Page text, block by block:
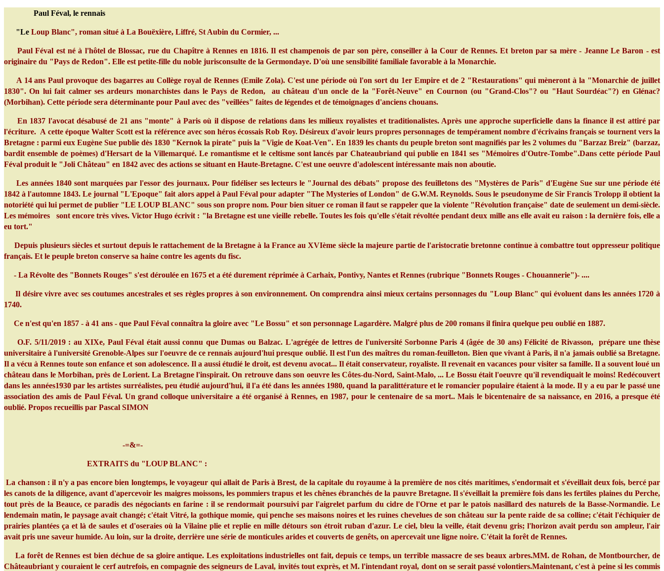
Paul Féval, le rennais
"Le Loup Blanc", roman situé à La Bouëxière, Liffré, St Aubin du Cormier, ...
Paul Féval est né à l'hôtel de Blossac, rue du Chapître à Rennes en 1816. Il est champenois de par son père, conseiller à la Cour de Rennes. Et breton par sa mère - Jeanne Le Baron - est
originaire du "Pays de Redon". Elle est petite-fille du noble jurisconsulte de la Germondaye. D'où une sensibilité familiale favorable à la Monarchie.
A 14 ans Paul provoque des bagarres au Collège royal de Rennes (Emile Zola). C'est une période où l'on sort du 1er Empire et de 2 "Restaurations" qui mèneront à la "Monarchie de juillet
1830". On lui fait calmer ses ardeurs monarchistes dans le Pays de Redon, au château d'un oncle de la "Forêt-Neuve" en Cournon (ou "Grand-Clos"? ou "Haut Sourdéac"?) en Glénac?
(Morbihan). Cette période sera déterminante pour Paul avec des "veillées" faites de légendes et de témoignages d'anciens chouans.
En 1837 l'avocat désabusé de 21 ans "monte" à Paris où il dispose de relations dans les milieux royalistes et traditionalistes. Après une approche superficielle dans la finance il est attiré par
l'écriture. A cette époque Walter Scott est la référence avec son héros écossais Rob Roy. Désireux d'avoir leurs propres personnages de tempérament nombre d'écrivains français se tournent vers la
Bretagne : parmi eux Eugène Sue publie dès 1830 "Kernok la pirate" puis la "Vigie de Koat-Ven". En 1839 les chants du peuple breton sont magnifiés par les 2 volumes du "Barzaz Breiz" (barzaz,
bardit ensemble de poèmes) d'Hersart de la Villemarqué. Le romantisme et le celtisme sont lancés par Chateaubriand qui publie en 1841 ses "Mémoires d'Outre-Tombe".Dans cette période Paul
Féval produit le "Joli Château" en 1842 avec des actions se situant en Haute-Bretagne. C'est une oeuvre d'adolescent intéressante mais non aboutie.
Les années 1840 sont marquées par l'essor des journaux. Pour fidéliser ses lecteurs le "Journal des débats" propose des feuilletons des "Mystères de Paris" d'Eugène Sue sur une période été
1842 à l'automne 1843. Le journal "L'Epoque" fait alors appel à Paul Féval pour adapter "The Mysteries of London" de G.W.M. Reynolds. Sous le pseudonyme de Sir Francis Trolopp il obtient la
notoriété qui lui permet de publier "LE LOUP BLANC" sous son propre nom. Pour bien situer ce roman il faut se rappeler que la violente "Révolution française" date de seulement un demi-siècle.
Les mémoires sont encore très vives. Victor Hugo écrivit : "la Bretagne est une vieille rebelle. Toutes les fois qu'elle s'était révoltée pendant deux mille ans elle avait eu raison : la dernière fois, elle a
eu tort."
Depuis plusieurs siècles et surtout depuis le rattachement de la Bretagne à la France au XVIème siècle la majeure partie de l'aristocratie bretonne continue à combattre tout oppresseur politique
français. Et le peuple breton conserve sa haine contre les agents du fisc.
- La Révolte des "Bonnets Rouges" s'est déroulée en 1675 et a été durement réprimée à Carhaix, Pontivy, Nantes et Rennes (rubrique "Bonnets Rouges - Chouannerie")- ....
Il désire vivre avec ses coutumes ancestrales et ses règles propres à son environnement. On comprendra ainsi mieux certains personnages du "Loup Blanc" qui évoluent dans les années 1720 à
1740.
Ce n'est qu'en 1857 - à 41 ans - que Paul Féval connaîtra la gloire avec "Le Bossu" et son personnage Lagardère. Malgré plus de 200 romans il finira quelque peu oublié en 1887.
O.F. 5/11/2019 : au XIXe, Paul Féval était aussi connu que Dumas ou Balzac. L'agrégée de lettres de l'université Sorbonne Paris 4 (âgée de 30 ans) Félicité de Rivasson, prépare une thèse
universitaire à l'université Grenoble-Alpes sur l'oeuvre de ce rennais aujourd'hui presque oublié. Il est l'un des maîtres du roman-feuilleton. Bien que vivant à Paris, il n'a jamais oublié sa Bretagne.
Il a vécu à Rennes toute son enfance et son adolescence. Il a aussi étudié le droit, est devenu avocat... Il était conservateur, royaliste. Il revenait en vacances pour visiter sa famille. Il a souvent loué un
château dans le Morbihan, près de Lorient. La Bretagne l'inspirait. On retrouve dans son oeuvre les Côtes-du-Nord, Saint-Malo, ... Le Bossu était l'oeuvre qu'il revendiquait le moins! Redécouvert
dans les années1930 par les artistes surréalistes, peu étudié aujourd'hui, il l'a été dans les années 1980, quand la paralittérature et le romancier populaire étaient à la mode. Il y a eu par le passé une
association des amis de Paul Féval. Un grand colloque universitaire a été organisé à Rennes, en 1987, pour le centenaire de sa mort.. Mais le bicentenaire de sa naissance, en 2016, a presque été
oublié. Propos recueillis par Pascal SIMON
-=&=-
EXTRAITS du "LOUP BLANC" :
La chanson : il n'y a pas encore bien longtemps, le voyageur qui allait de Paris à Brest, de la capitale du royaume à la première de nos cités maritimes, s'endormait et s'éveillait deux fois, bercé par
les canots de la diligence, avant d'apercevoir les maigres moissons, les pommiers trapus et les chênes ébranchés de la pauvre Bretagne. Il s'éveillait la première fois dans les fertiles plaines du Perche,
tout près de la Beauce, ce paradis des négociants en farine : il se rendormait poursuivi par l'aigrelet parfum du cidre de l'Orne et par le patois nasillard des naturels de la Basse-Normandie. Le
lendemain matin, le paysage avait changé; c'était Vitré, la gothique momie, qui penche ses maisons noires et les ruines chevelues de son château sur la pente raide de sa colline; c'était l'échiquier de
prairies plantées ça et là de saules et d'oseraies où la Vilaine plie et replie en mille détours son étroit ruban d'azur. Le ciel, bleu la veille, était devenu gris; l'horizon avait perdu son ampleur, l'air
avait pris une saveur humide. Au loin, sur la droite, derrière une série de monticules arides et couverts de genêts, on apercevait une ligne noire. C'était la forêt de Rennes.
La forêt de Rennes est bien déchue de sa gloire antique. Les exploitations industrielles ont fait, depuis ce temps, un terrible massacre de ses beaux arbres.MM. de Rohan, de Montbourcher, de
Châteaubriant y couraient le cerf autrefois, en compagnie des seigneurs de Laval, invités tout exprès, et M. l'intendant royal, dont on se serait passé volontiers.Maintenant, c'est à peine si les commis